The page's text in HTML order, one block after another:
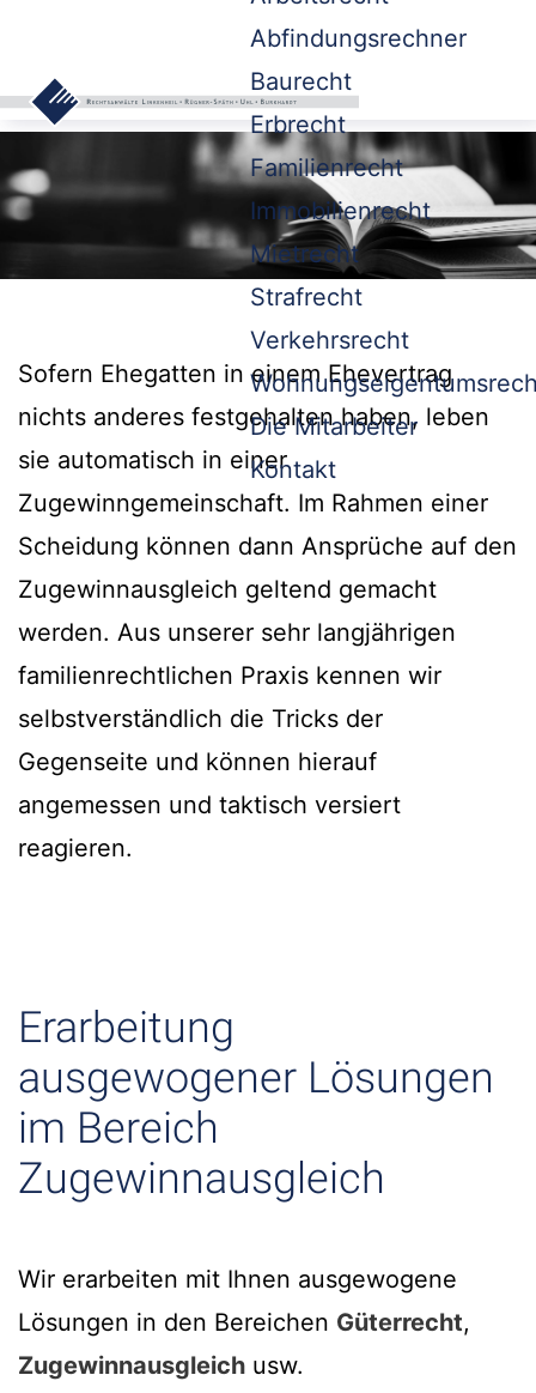
Abfindungsrechner
Baurecht
Erbrecht
Familienrecht
Immobilienrecht
Mietrecht
Strafrecht
Verkehrsrecht
Die Mitarbeiter
Kontakt
Sofern Ehegatten in einem Ehevertrag
nichts anderes festgehalten haben, leben
sie automatisch in einer
Zugewinngemeinschaft. Im Rahmen einer
Scheidung können dann Ansprüche auf den
Zugewinnausgleich geltend gemacht
werden. Aus unserer sehr langjährigen
familienrechtlichen Praxis kennen wir
selbstverständlich die Tricks der
Gegenseite und können hierauf
angemessen und taktisch versiert
reagieren.
Erarbeitung
ausgewogener Lösungen
im Bereich
Zugewinnausgleich
Wir erarbeiten mit Ihnen ausgewogene
Lösungen in den Bereichen Güterrecht,
Zugewinnausgleich usw.